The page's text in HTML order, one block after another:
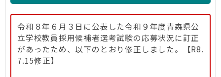
令和８年６月３日に公表した令和９年度青森県公
立学校教員採用候補者選考試験の応募状況に訂正
があったため、以下のとおり修正しました。【R8.
7.15修正】